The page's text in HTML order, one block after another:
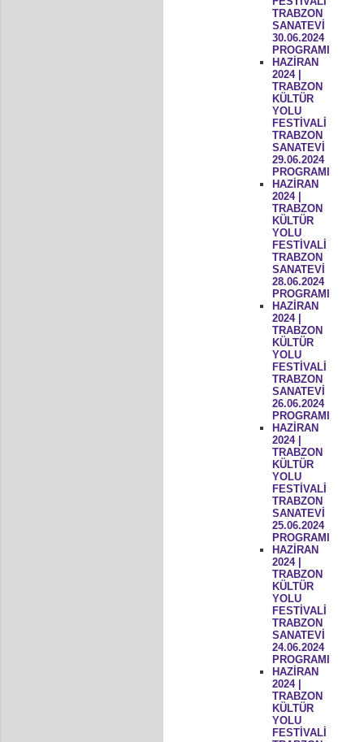
TRABZON
SANATEVİ
30.06.2024
PROGRAMI
HAZİRAN
2024 |
TRABZON
KÜLTÜR
YOLU
FESTİVALİ
TRABZON
SANATEVİ
29.06.2024
PROGRAMI
HAZİRAN
2024 |
TRABZON
KÜLTÜR
YOLU
FESTİVALİ
TRABZON
SANATEVİ
28.06.2024
PROGRAMI
HAZİRAN
2024 |
TRABZON
KÜLTÜR
YOLU
FESTİVALİ
TRABZON
SANATEVİ
26.06.2024
PROGRAMI
HAZİRAN
2024 |
TRABZON
KÜLTÜR
YOLU
FESTİVALİ
TRABZON
SANATEVİ
25.06.2024
PROGRAMI
HAZİRAN
2024 |
TRABZON
KÜLTÜR
YOLU
FESTİVALİ
TRABZON
SANATEVİ
24.06.2024
PROGRAMI
HAZİRAN
2024 |
TRABZON
KÜLTÜR
YOLU
FESTİVALİ